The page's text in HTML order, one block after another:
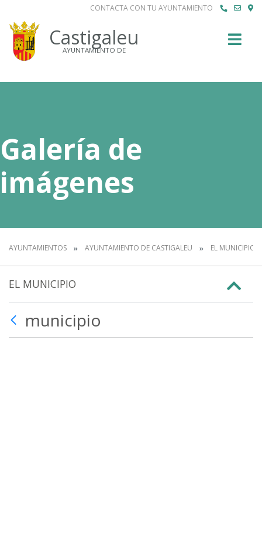
CONTACTA CON TU AYUNTAMIENTO
Castigaleu
AYUNTAMIENTO DE
Galería de
imágenes
AYUNTAMIENTOS AYUNTAMIENTO DE CASTIGALEU EL MUNICIPIO
EL MUNICIPIO
municipio